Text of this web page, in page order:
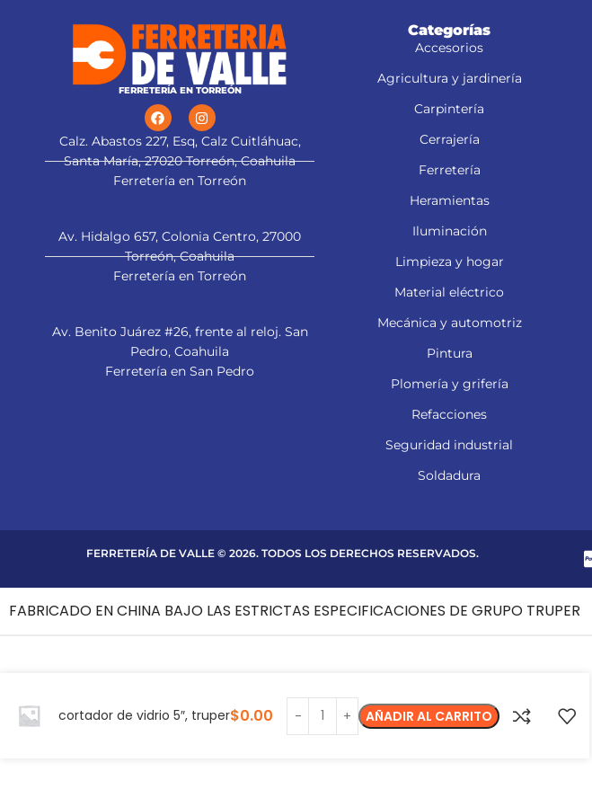
FERRETERÍA EN TORREÓN
Calz. Abastos 227, Esq, Calz Cuitláhuac,
Santa María, 27020 Torreón, Coahuila
Ferretería en Torreón
Av. Hidalgo 657, Colonia Centro, 27000
Torreón, Coahuila
Ferretería en Torreón
Av. Benito Juárez #26, frente al reloj. San
Pedro, Coahuila
Ferretería en San Pedro
Categorías
Accesorios
Agricultura y jardinería
Carpintería
Cerrajería
Ferretería
Heramientas
Iluminación
Limpieza y hogar
Material eléctrico
Mecánica y automotriz
Pintura
Plomería y grifería
Refacciones
Seguridad industrial
Soldadura
FERRETERÍA DE VALLE © 2026. TODOS LOS DERECHOS RESERVADOS.
cortador de vidrio 5″, truper$0.00 AÑADIR AL CARRITO
FABRICADO EN CHINA BAJO LAS ESTRICTAS ESPECIFICACIONES DE GRUPO TRUPER